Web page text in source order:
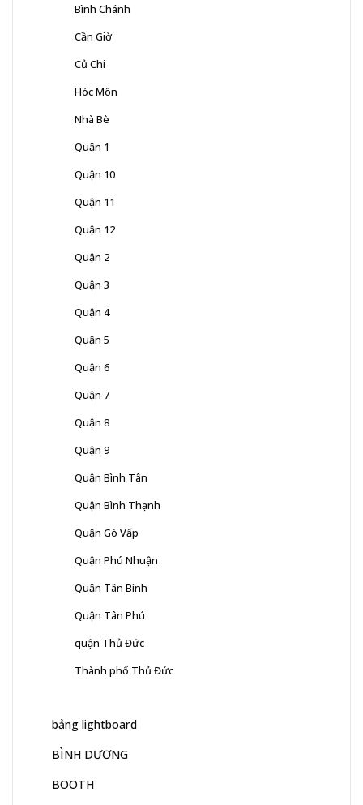
Bình Chánh
Cần Giờ
Củ Chi
Hóc Môn
Nhà Bè
Quận 1
Quận 10
Quận 11
Quận 12
Quận 2
Quận 3
Quận 4
Quận 5
Quận 6
Quận 7
Quận 8
Quận 9
Quận Bình Tân
Quận Bình Thạnh
Quận Gò Vấp
Quận Phú Nhuận
Quận Tân Bình
Quận Tân Phú
quận Thủ Đức
Thành phố Thủ Đức
bảng lightboard
BÌNH DƯƠNG
BOOTH